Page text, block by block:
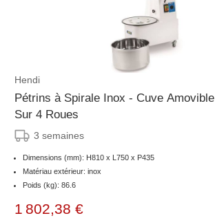
Hendi
Pétrins à Spirale Inox - Cuve
Sur 4 Roues
3 semaines
Dimensions (mm): H810 x L750 x P435
Matériau extérieur: inox
Poids (kg): 86.6
1 802,38 €